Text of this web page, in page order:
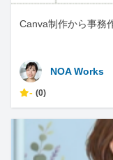
Canva制作から事務
NOA Works
- (0)